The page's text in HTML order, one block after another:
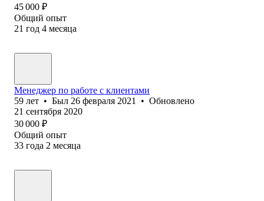
45 000 ₽
Общий опыт
21 год 4 месяца
Менеджер по работе с клиентами
59 лет • Был 26 февраля 2021 • Обновлено
21 сентября 2020
30 000 ₽
Общий опыт
33 года 2 месяца